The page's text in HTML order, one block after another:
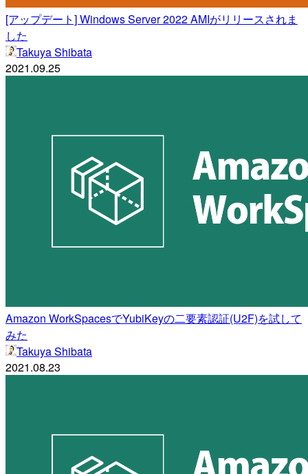
[アップデート] Windows Server 2022 AMIがリリースされま
した
Takuya Shibata
2021.09.25
Amazon WorkSpacesでYubiKeyの二要素認証(U2F)を試して
みた
Takuya Shibata
2021.08.23